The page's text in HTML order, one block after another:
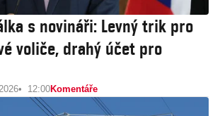
s novináři: Levný trik pro
voliče, drahý účet pro
12:00Komentáře